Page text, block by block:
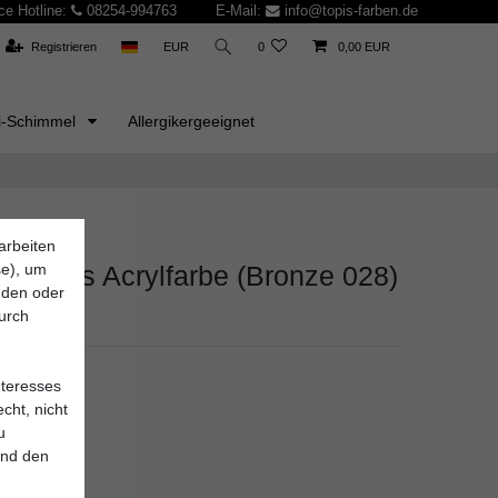
Hotline: 08254-994763 E-Mail: info@topis-farben.de
Registrieren EUR 0 0,00 EUR
Schimmel Allergikergeeignet
Acrylfarbe (Bronze 028)
um
oder
nicht
den